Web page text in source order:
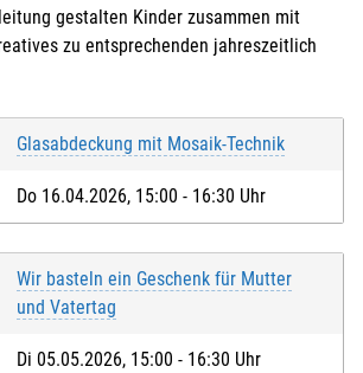
gestalten Kinder zusammen mit
zu entsprechenden jahreszeitlich
Glasabdeckung mit Mosaik-Technik
Do 16.04.2026, 15:00 - 16:30 Uhr
Wir basteln ein Geschenk für Mutter
und Vatertag
Di 05.05.2026, 15:00 - 16:30 Uhr